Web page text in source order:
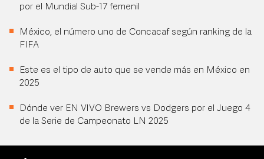
por el Mundial Sub-17 femenil
México, el número uno de Concacaf según ranking de la
FIFA
Este es el tipo de auto que se vende más en México en
2025
Dónde ver EN VIVO Brewers vs Dodgers por el Juego 4
de la Serie de Campeonato LN 2025